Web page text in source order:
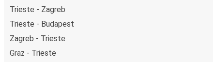
Trieste - Zagreb
Trieste - Budapest
Zagreb - Trieste
Graz - Trieste